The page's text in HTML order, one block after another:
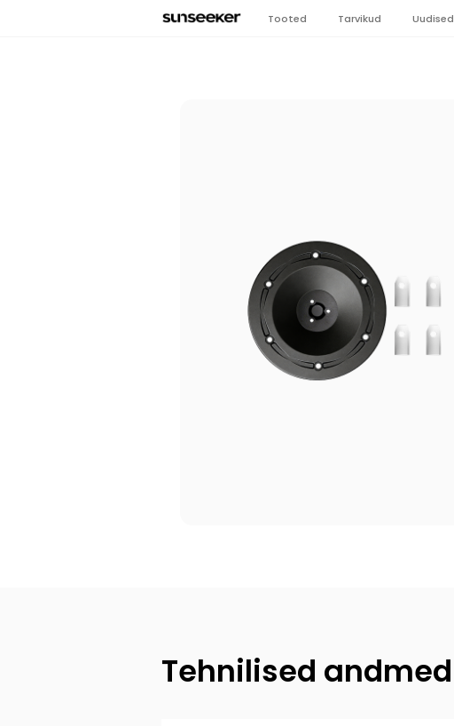
Tooted Tarvikud Uudised
Tehnilised andmed